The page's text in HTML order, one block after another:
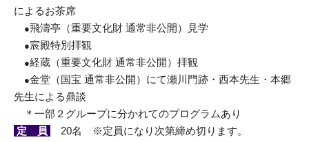
によるお茶席
●飛濤亭（重要文化財 通常非公開）見学
●宸殿特別拝観
●経蔵（重要文化財 通常非公開）拝観
●金堂（国宝 通常非公開）にて瀬川門跡・西本先生・本郷
先生による鼎談
＊一部２グループに分かれてのプログラムあり
定 員
20名 ※定員になり次第締め切ります。